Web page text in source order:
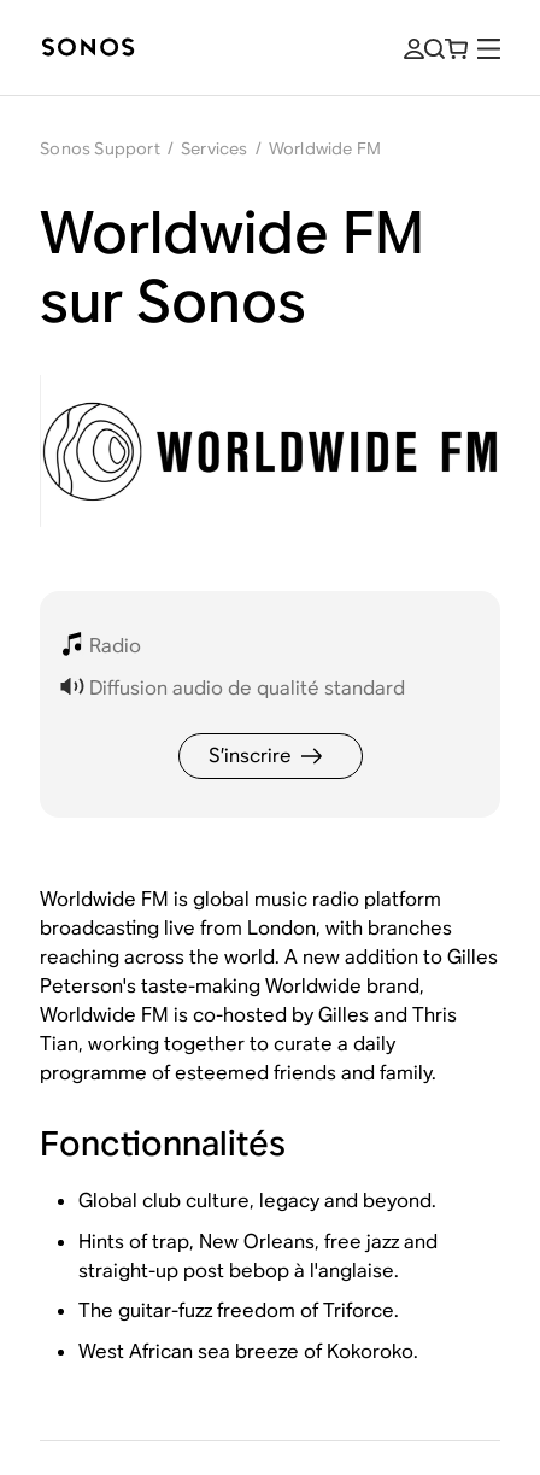
Sonos Support / Services / Worldwide FM
Worldwide FM
sur Sonos
Radio
Diffusion audio de qualité standard
S’inscrire
Worldwide FM is global music radio platform
broadcasting live from London, with branches
reaching across the world. A new addition to Gilles
Peterson's taste-making Worldwide brand,
Worldwide FM is co-hosted by Gilles and Thris
Tian, working together to curate a daily
programme of esteemed friends and family.
Fonctionnalités
Global club culture, legacy and beyond.
Hints of trap, New Orleans, free jazz and
straight-up post bebop à l'anglaise.
The guitar-fuzz freedom of Triforce.
West African sea breeze of Kokoroko.